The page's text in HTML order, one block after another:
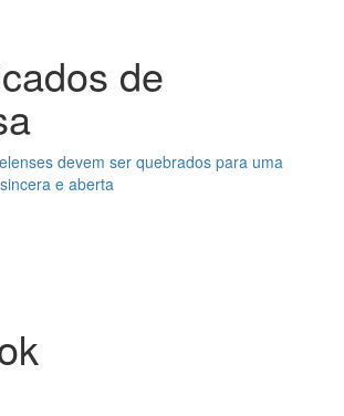
de
devem ser quebrados para uma
e aberta